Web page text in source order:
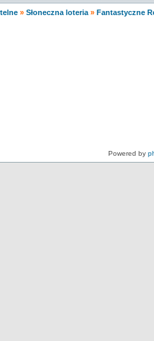
» Słoneczna loteria » Fantastyczne
Powered by